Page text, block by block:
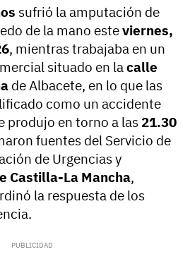
sufrió la amputación de
de la mano esteviernes,
, mientras trabajaba en un
situado en lacalle
de Albacete, en lo que las
como un accidente
produjo en torno a las 21.30
fuentes del Servicio de
de Urgencias y
Castilla-La Mancha,
la respuesta de los